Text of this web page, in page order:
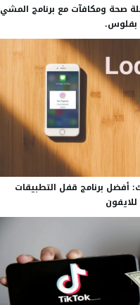
صحة ومكافآت مع برنامج المشي
بفلوس.
برنامج قفل التطبيقات
للايفون